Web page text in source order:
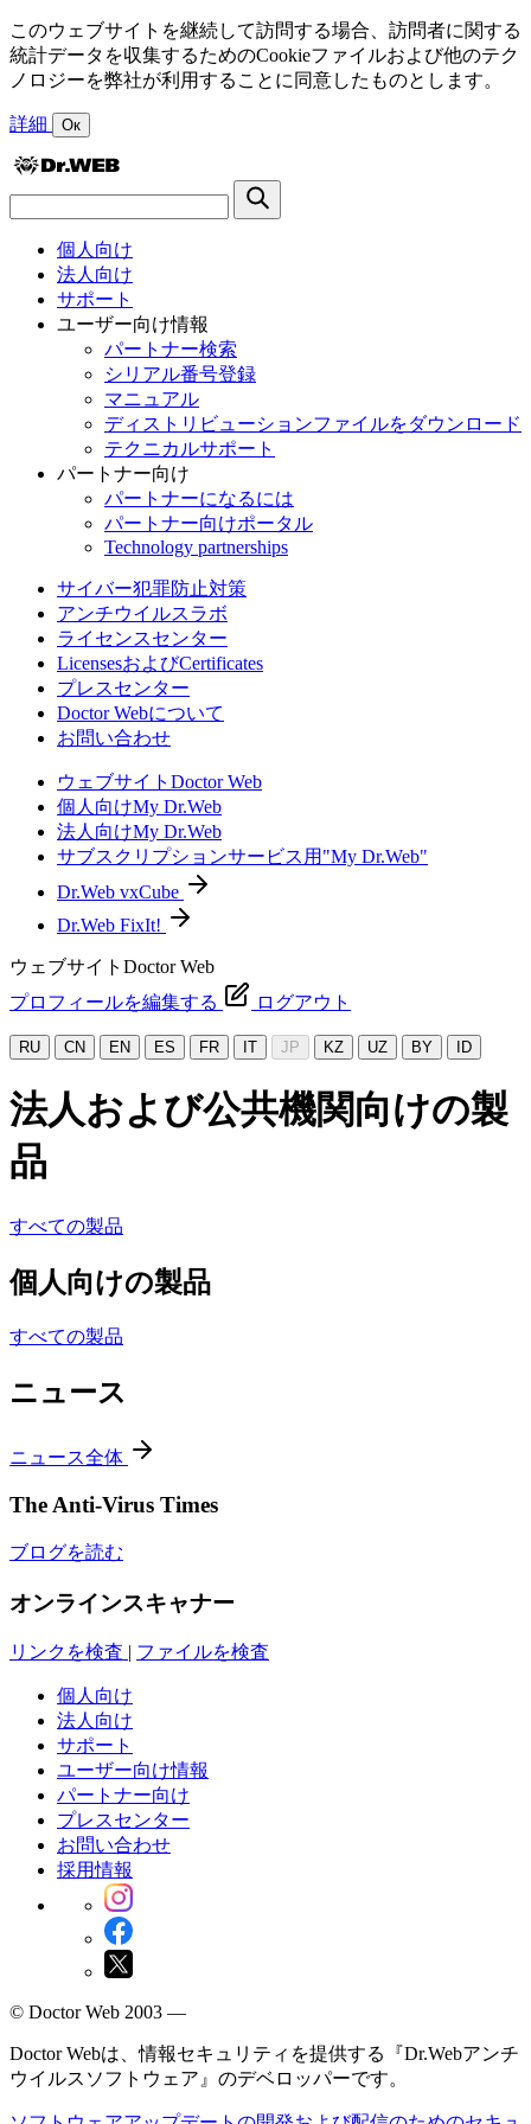
このウェブサイトを継続して訪問する場合、訪問者に関する
統計データを収集するためのCookieファイルおよび他のテク
ノロジーを弊社が利用することに同意したものとします。
詳細 Ок
個人向け
法人向け
サポート
ユーザー向け情報
パートナー検索
シリアル番号登録
マニュアル
ディストリビューションファイルをダウンロード
テクニカルサポート
パートナー向け
パートナーになるには
パートナー向けポータル
Technology partnerships
サイバー犯罪防止対策
アンチウイルスラボ
ライセンスセンター
LicensesおよびCertificates
プレスセンター
Doctor Webについて
お問い合わせ
ウェブサイトDoctor Web
個人向けMy Dr.Web
法人向けMy Dr.Web
サブスクリプションサービス用"My Dr.Web"
Dr.Web vxCube
Dr.Web FixIt!
ウェブサイトDoctor Web
プロフィールを編集する
ログアウト
RU CN EN ES FR IT JP KZ UZ BY ID
法人および公共機関向けの製
品
すべての製品
個人向けの製品
すべての製品
ニュース
ニュース全体
The Anti-Virus Times
ブログを読む
オンラインスキャナー
リンクを検査 | ファイルを検査
個人向け
法人向け
サポート
ユーザー向け情報
パートナー向け
プレスセンター
お問い合わせ
採用情報
© Doctor Web 2003 —
Doctor Webは、情報セキュリティを提供する『Dr.Webアンチ
ウイルスソフトウェア』のデベロッパーです。